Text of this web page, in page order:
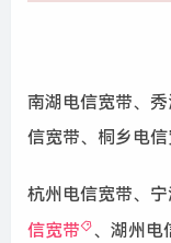
南湖电信宽带、
信宽带、桐乡电
杭州电信宽带、宁
信宽带
、湖州电